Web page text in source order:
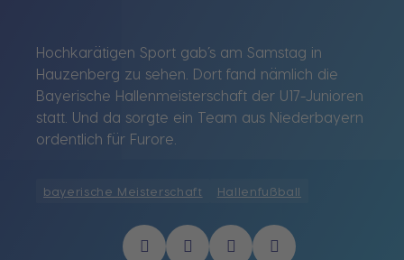
Hochkarätigen Sport gab’s am Samstag in
Hauzenberg zu sehen. Dort fand nämlich die
Bayerische Hallenmeisterschaft der U17-Junioren
statt. Und da sorgte ein Team aus Niederbayern
ordentlich für Furore.
bayerische Meisterschaft Hallenfußball